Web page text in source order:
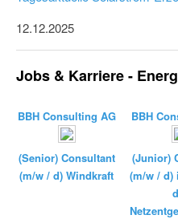
12.12.2025
Jobs & Karriere -
BBH Consulting AG
(Senior) Consultant
(m/w / d) Windkraft
BBH
(Junior)
(m/w / d)